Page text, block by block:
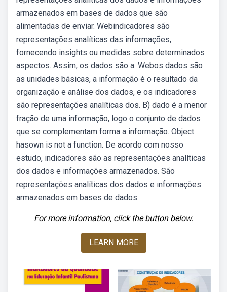
armazenados em bases de dados que são
alimentadas de enviar. Webindicadores são
representações analíticas das informações,
fornecendo insights ou medidas sobre determinados
aspectos. Assim, os dados são a. Webos dados são
as unidades básicas, a informação é o resultado da
organização e análise dos dados, e os indicadores
são representações analíticas dos. B) dado é a menor
fração de uma informação, logo o conjunto de dados
que se complementam forma a informação. Object.
hasown is not a function. De acordo com nosso
estudo, indicadores são as representações analíticas
dos dados e informações armazenados. São
representações analíticas dos dados e informações
armazenados em bases de dados.
For more information, click the button below.
LEARN MORE